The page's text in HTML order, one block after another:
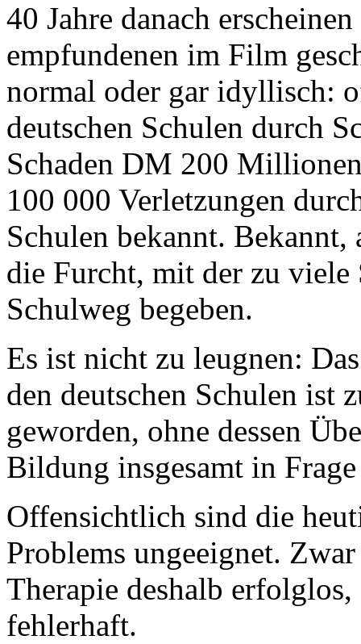
40 Jahre danach
empfundenen im Film
normal oder gar idyllisch:
deutschen Schulen durch
Schaden DM 200
100 000 Verletzungen
Schulen bekannt.
die Furcht, mit der zu viele
Schulweg begeben.
Es ist nicht zu leugnen:
den deutschen Schulen ist
geworden, ohne dessen
Bildung insgesamt in
Offensichtlich sind die
Problems ungeeignet.
Therapie deshalb
fehlerhaft.